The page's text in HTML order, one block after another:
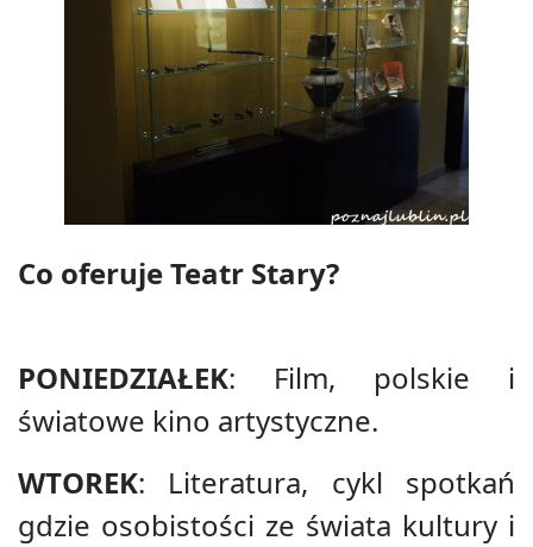
Co oferuje Teatr Stary?
PONIEDZIAŁEK: Film, polskie i
światowe kino artystyczne.
WTOREK: Literatura, cykl spotkań
gdzie osobistości ze świata kultury i